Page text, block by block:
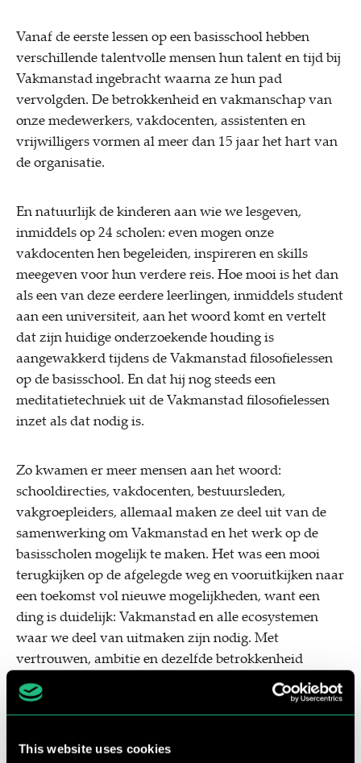
This website uses cookies
Vanaf de eerste lessen op een basisschool hebben
verschillende talentvolle mensen hun talent en tijd bij
Vakmanstad ingebracht waarna ze hun pad
vervolgden. De betrokkenheid en vakmanschap van
onze medewerkers, vakdocenten, assistenten en
vrijwilligers vormen al meer dan 15 jaar het hart van
de organisatie.
En natuurlijk de kinderen aan wie we lesgeven,
inmiddels op 24 scholen: even mogen onze
vakdocenten hen begeleiden, inspireren en skills
meegeven voor hun verdere reis. Hoe mooi is het dan
als een van deze eerdere leerlingen, inmiddels student
aan een universiteit, aan het woord komt en vertelt
dat zijn huidige onderzoekende houding is
aangewakkerd tijdens de Vakmanstad filosofielessen
op de basisschool. En dat hij nog steeds een
meditatietechniek uit de Vakmanstad filosofielessen
inzet als dat nodig is.
Zo kwamen er meer mensen aan het woord:
schooldirecties, vakdocenten, bestuursleden,
vakgroepleiders, allemaal maken ze deel uit van de
samenwerking om Vakmanstad en het werk op de
basisscholen mogelijk te maken. Het was een mooi
terugkijken op de afgelegde weg en vooruitkijken naar
een toekomst vol nieuwe mogelijkheden, want een
ding is duidelijk: Vakmanstad en alle ecosystemen
waar we deel van uitmaken zijn nodig. Met
vertrouwen, ambitie en dezelfde betrokkenheid
waarmee we iedere dag meer dan 1000 leerlingen
bereiken, bouwen we samen verder.